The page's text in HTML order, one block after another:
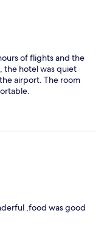
of flights and the
the hotel was quiet
airport. The room
,food was good